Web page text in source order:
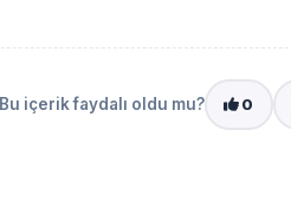
Bu içerik faydalı oldu mu? 0